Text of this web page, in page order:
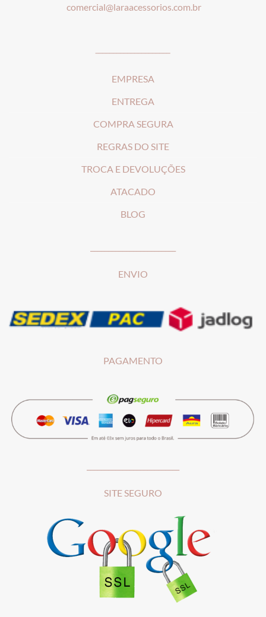
comercial@laraacessorios.com.br
EMPRESA
ENTREGA
COMPRA SEGURA
REGRAS DO SITE
TROCA E DEVOLUÇÕES
ATACADO
BLOG
ENVIO
PAGAMENTO
SITE SEGURO